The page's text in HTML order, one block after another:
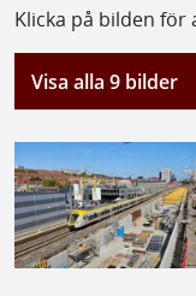
Klicka på bilden
Visa alla 9 bilder